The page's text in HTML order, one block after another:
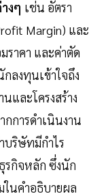
งๆ เช่น อัตรา
Margin) และ
ราคา และค่าตัด
ลงทุนเข้าใจถึง
และโครงสร้าง
กการดำเนินงาน
บริษัทมีกำไร
รกิจหลัก ซึ่งนัก
ในคำอธิบายผล